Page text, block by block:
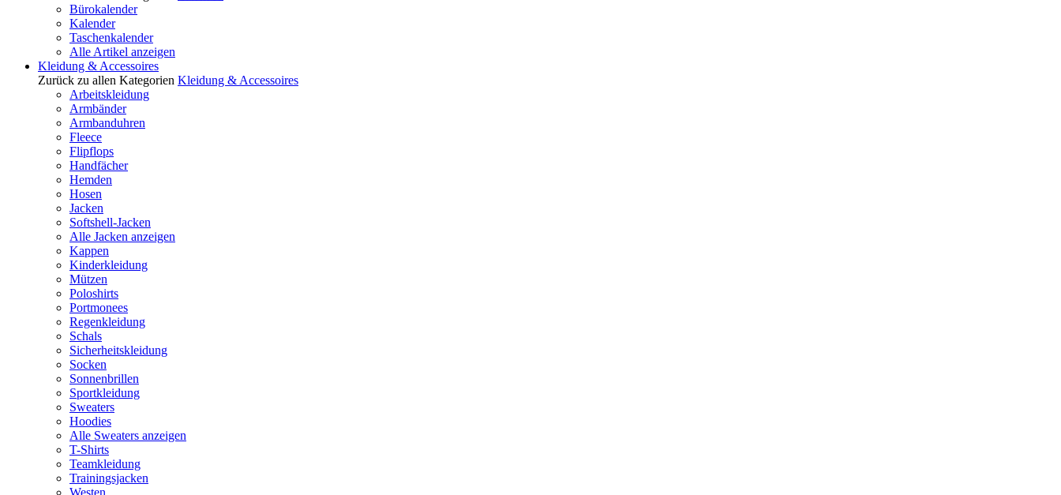
Bürokalender
Kalender
Taschenkalender
Alle Artikel anzeigen
Kleidung & Accessoires
Zurück zu allen Kategorien Kleidung & Accessoires
Arbeitskleidung
Armbänder
Armbanduhren
Fleece
Flipflops
Handfächer
Hemden
Hosen
Jacken
Softshell-Jacken
Alle Jacken anzeigen
Kappen
Kinderkleidung
Mützen
Poloshirts
Portmonees
Regenkleidung
Schals
Sicherheitskleidung
Socken
Sonnenbrillen
Sportkleidung
Sweaters
Hoodies
Alle Sweaters anzeigen
T-Shirts
Teamkleidung
Trainingsjacken
Westen